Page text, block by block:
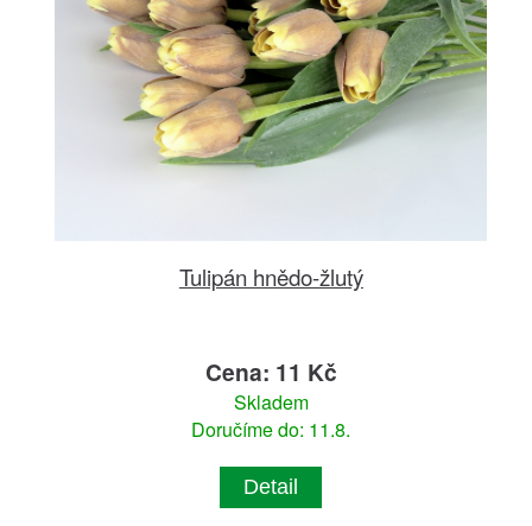
Tulipán hnědo-žlutý
Cena: 11 Kč
Skladem
Doručíme do: 11.8.
Detail